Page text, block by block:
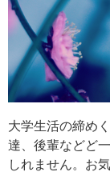
大学生活の締め
達、後輩などど
しれません。お